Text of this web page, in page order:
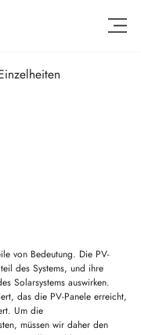
von Bedeutung. Die PV-
des Systems, und ihre
Solarsystems auswirken.
das die PV-Panele erreicht,
Um die
müssen wir daher den